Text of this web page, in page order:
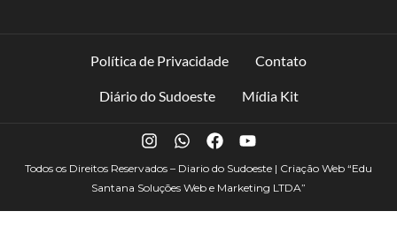
Política de Privacidade Contato
Diário do Sudoeste Mídia Kit
Todos os Direitos Reservados – Diario do Sudoeste | Criação Web “Edu
Santana Soluções Web e Marketing LTDA”